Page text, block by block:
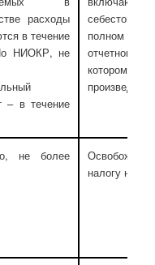
расходы
в течение
НИОКР, не
– в течение
полном
отчетном
котором
произведены.
не более
налогу на 5